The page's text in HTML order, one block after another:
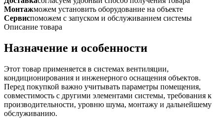
Монтажможем установить оборудование на объекте
Сервиспоможем с запуском и обслуживанием системы
Описание товара
Назначение и особенности
Этот товар применяется в системах вентиляции,
кондиционирования и инженерного оснащения объектов.
Перед покупкой важно учитывать параметры помещения,
совместимость с другими элементами системы, требования к
производительности, уровню шума, монтажу и дальнейшему
обслуживанию.